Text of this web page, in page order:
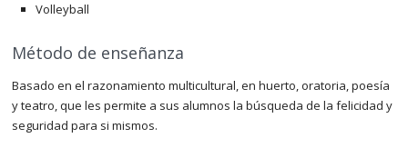
Volleyball
Método de enseñanza
Basado en el razonamiento multicultural, en huerto, oratoria, poesía
y teatro, que les permite a sus alumnos la búsqueda de la felicidad y
seguridad para si mismos.